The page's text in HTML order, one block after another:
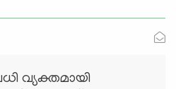
വ്യക്തമായി